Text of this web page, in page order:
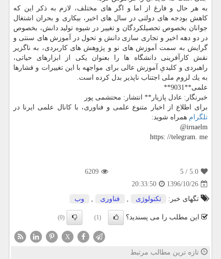
به هر حال و فارغ از اما و اگر های مختلف، لازم به ذكر این كه
كاهش بودجه های دولتی در سال های اخیر، بیكاری و بحران اشتغال
جوانان بخصوص تحصیلكردگان و تغییر در شیوه تولید دانش، بخصوص
در دو دهه اخیر و تجاری سازی دانش و تحول در آموزش های سنتی و
گرایش به سمت آموزش های نو و پژوهش های كاربردی، به ناگزیر
نقش كارآفرینی دانشگاه ها را بعنوان یكی از ابزارهای حیاتی،
راهبردی و كلیدیِ آموزش عالی برای مواجهه با این تغییرات و فشارها
به یك لزوم ملی اجتناب ناپذیر بدل كرده است.
علمی**9031**
خبرنگار: عادل پازیار** انتشار: محتشمی پور
برای اطلاع از اخبار متنوع علمی و فناوری، با كانال علمی ایرنا در
تلگرام همراه شوید:
irnaelm@
https: //telegram. me
5.0
/ 5
6209
1396/10/26
20:33:50
تگهای خبر:
تكنولوژی , فناوری , وب
این مطلب را می پسندید؟ (1)
(0)
X
تازه ترین مطالب مرتبط